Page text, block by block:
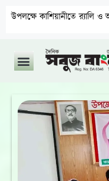
সভা অনুষ্ঠিত